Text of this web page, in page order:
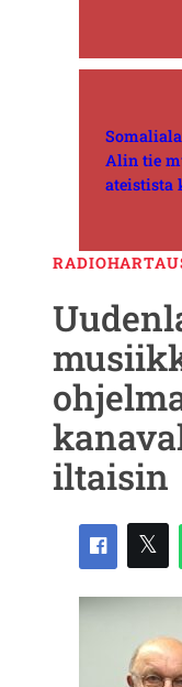
Alin tie
ateistista
iltaisin